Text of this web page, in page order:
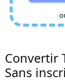
Convertir
Sans